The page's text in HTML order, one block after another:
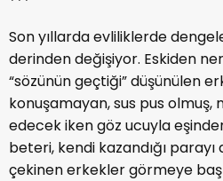
Son yıllarda evliliklerde
derinden değişiyor. Eskiden
“sözünün geçtiği” düşünülen
konuşamayan, sus pus
edecek iken göz ucuyla
beteri, kendi kazandığı
çekinen erkekler görmeye